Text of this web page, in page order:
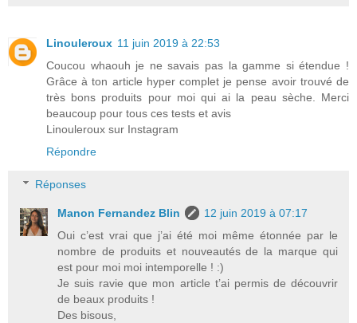
Linouleroux 11 juin 2019 à 22:53
Coucou whaouh je ne savais pas la gamme si étendue !
Grâce à ton article hyper complet je pense avoir trouvé de
très bons produits pour moi qui ai la peau sèche. Merci
beaucoup pour tous ces tests et avis
Linouleroux sur Instagram
Répondre
Réponses
Manon Fernandez Blin
12 juin 2019 à 07:17
Oui c’est vrai que j’ai été moi même étonnée par le
nombre de produits et nouveautés de la marque qui
est pour moi moi intemporelle ! :)
Je suis ravie que mon article t’ai permis de découvrir
de beaux produits !
Des bisous,